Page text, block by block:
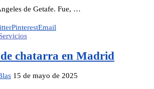
de Getafe. Fue, …
PinterestEmail
chatarra en Madrid
15 de mayo de 2025